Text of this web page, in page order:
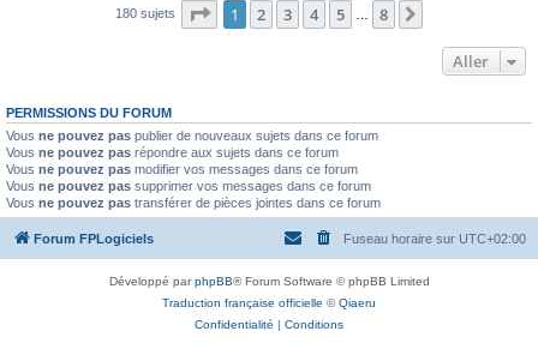
180 sujets Page 1sur8
1 2 3 4 5 8
Aller
PERMISSIONS DU FORUM
Vous ne pouvez pas publier de nouveaux sujets dans ce forum
Vous ne pouvez pas répondre aux sujets dans ce forum
Vous ne pouvez pas modifier vos messages dans ce forum
Vous ne pouvez pas supprimer vos messages dans ce forum
Vous ne pouvez pas transférer de pièces jointes dans ce forum
Forum FPLogiciels Fuseau horaire sur UTC+02:00
Développé parphpBB® Forum Software © phpBB Limited
Traduction française officielle ©Qiaeru
Confidentialité | Conditions